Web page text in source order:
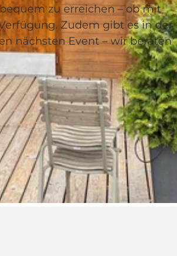
zu erreichen – ob mit
Zudem gibt es in der
nächsten Event – wir beraten